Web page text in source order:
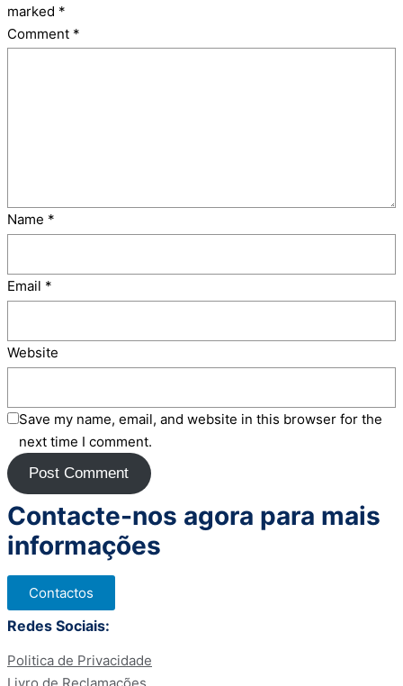
marked *
Comment *
Name *
Email *
Website
Save my name, email, and website in this browser for the
next time I comment.
Contacte-nos agora para mais
informações
Contactos
Redes Sociais:
Politica de Privacidade